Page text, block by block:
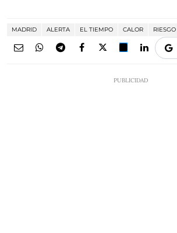
MADRID ALERTA EL TIEMPO CALOR RIESGO